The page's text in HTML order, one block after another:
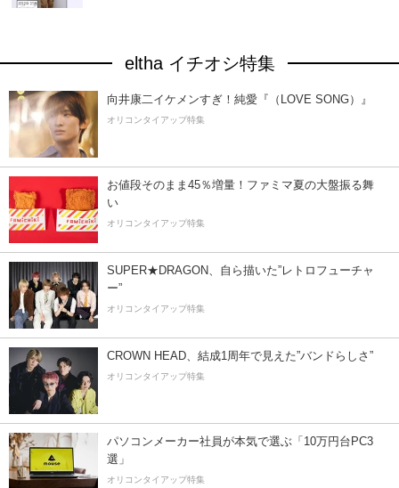
eltha イチオシ特集
向井康二イケメンすぎ！純愛『（LOVE SONG）』
オリコンタイアップ特集
お値段そのまま45％増量！ファミマ夏の大盤振る舞
い
オリコンタイアップ特集
SUPER★DRAGON、自ら描いた”レトロフューチャ
ー”
オリコンタイアップ特集
CROWN HEAD、結成1周年で見えた”バンドらしさ”
オリコンタイアップ特集
パソコンメーカー社員が本気で選ぶ「10万円台PC3
選」
オリコンタイアップ特集